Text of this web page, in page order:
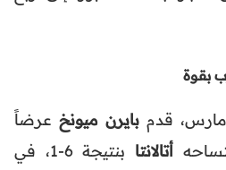
بقوة
بايرن ميونخ عرضاً
أتالانتا
بنتيجة 6-1، في